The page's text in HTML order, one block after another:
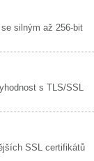
se silným až 256-bit
s TLS/SSL
SSL certifikátů